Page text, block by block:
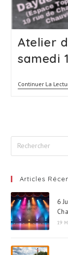
Atelier
samedi
Continuer La
Articles
6
19